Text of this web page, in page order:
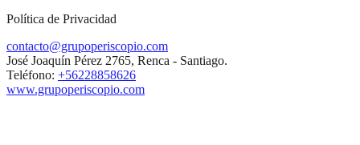
Política de Privacidad
contacto@grupoperiscopio.com
José Joaquín Pérez 2765, Renca - Santiago.
Teléfono: +56228858626
www.grupoperiscopio.com